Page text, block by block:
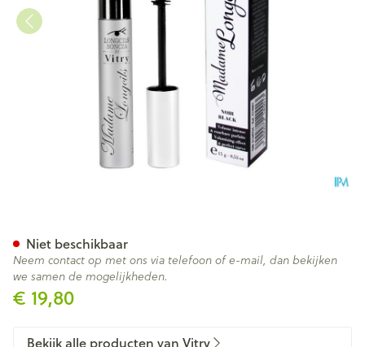
€ 19,80
Niet beschikbaar
Neem contact op met ons via telefoon of e-mail, dan bekijken
we samen de mogelijkheden.
Bekijk alle producten van Vitry